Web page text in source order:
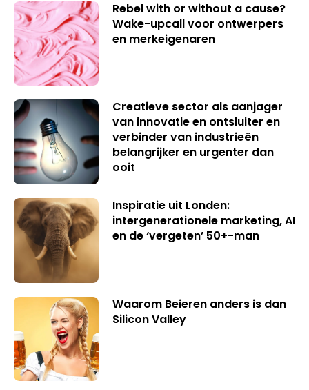
Rebel with or without a cause?
Wake-upcall voor ontwerpers
en merkeigenaren
Creatieve sector als aanjager
van innovatie en ontsluiter en
verbinder van industrieën
belangrijker en urgenter dan
ooit
Inspiratie uit Londen:
intergenerationele marketing, AI
en de ‘vergeten’ 50+-man
Waarom Beieren anders is dan
Silicon Valley